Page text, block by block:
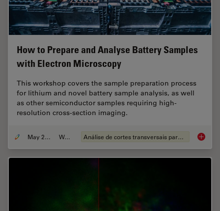
How to Prepare and Analyse Battery Samples
with Electron Microscopy
This workshop covers the sample preparation process
for lithium and novel battery sample analysis, as well
as other semiconductor samples requiring high-
resolution cross-section imaging.
May 25, 2023 Webinar Análise de cortes transversais para componentes eletrônicos How to